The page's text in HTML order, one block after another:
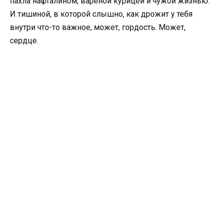
И тишиной, в которой слышно, как дрожит у тебя
внутри что-то важное, может, гордость. Может,
сердце.